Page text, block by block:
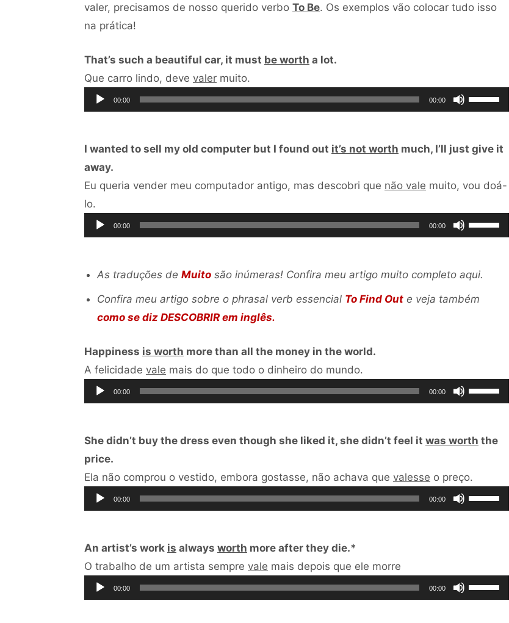
valer, precisamos de nosso querido verbo To Be. Os exemplos vão colocar tudo isso
na prática!
That’s such a beautiful car, it must be worth a lot.
Que carro lindo, deve valer muito.
de
áudio
00:00 00:00
Use
as
para
ou
baixo
ou
diminuir
I wanted to sell my old computer but I found out it’s not worth much, I’ll just give it
away.
Eu queria vender meu computador antigo, mas descobri que não vale muito, vou doá-
lo.
de
áudio
00:00 00:00
Use
as
para
cima
aumentar
ou
o
As traduções de Muito são inúmeras! Confira meu artigo muito completo aqui.
Confira meu artigo sobre o phrasal verb essencial To Find Out e veja também
como se diz DESCOBRIR em inglês.
Happiness is worth more than all the money in the world.
A felicidade vale mais do que todo o dinheiro do mundo.
de
áudio
00:00 00:00
Use
as
para
ou
para
diminuir
She didn’t buy the dress even though she liked it, she didn’t feel it was worth the
price.
Ela não comprou o vestido, embora gostasse, não achava que valesse o preço.
de
áudio
00:00 00:00
Use
as
ou
An artist’s work is always worth more after they die.*
O trabalho de um artista sempre vale mais depois que ele morre
de
áudio
00:00 00:00
Use
as